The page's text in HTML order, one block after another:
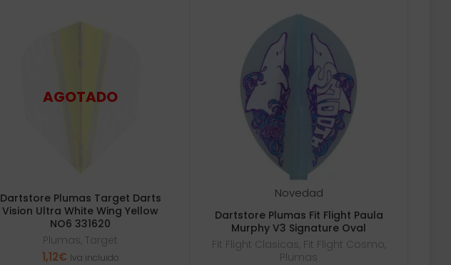
Dartstore Plumas Target Darts
Vision Ultra White Wing Yellow
NO6 331620
Plumas, Target
1,12€ Iva incluido
Novedad
Dartstore Plumas Fit Flight Paula
Murphy V3 Signature Oval
Fit Flight Clasicas, Fit Flight Cosmo,
Plumas